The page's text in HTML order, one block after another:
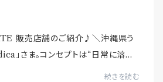
販売店舗のご紹介♪＼沖縄県う
」さま。コンセプトは“日常に溶け
アの伝統製造にこだわったチョコレ
続きを読む